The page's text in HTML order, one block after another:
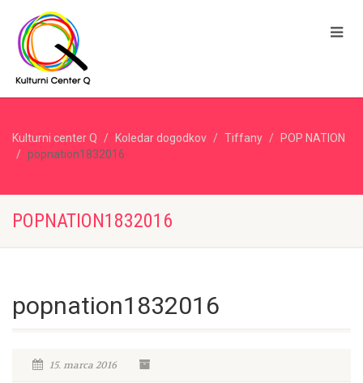
Kulturni center Q Koledar dogodkov Tiffany
POP NATION
popnation1832016
POPNATION1832016
popnation1832016
15. marca 2016